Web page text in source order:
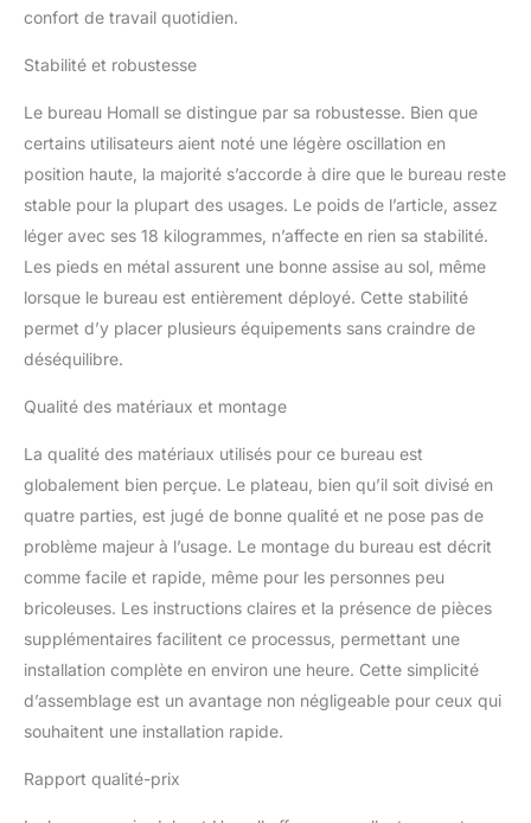
bois】. Le plateau de la
table présente un motif
en bois qui est à la fois à
la mode et esthétique. Le
plateau de table offre
suffisamment de place
pour un ordinateur, un
ordinateur portable, des
dossiers de travail, une
imprimante et d'autres
plateau de table se
parties, il n'est pas livré
en une seule pièce
complète.
【Service
client】Nous vous
enverrons le mode
d'emploi détaillé avec
tous les accessoires
pour que vous puissiez
facilement assembler la
utilisateurs un service de
retour gratuit et
confort de travail quotidien.
Stabilité et robustesse
Le bureau Homall se distingue par sa robustesse. Bien que
certains utilisateurs aient noté une légère oscillation en
position haute, la majorité s’accorde à dire que le bureau reste
stable pour la plupart des usages. Le poids de l’article, assez
léger avec ses 18 kilogrammes, n’affecte en rien sa stabilité.
Les pieds en métal assurent une bonne assise au sol, même
lorsque le bureau est entièrement déployé. Cette stabilité
permet d’y placer plusieurs équipements sans craindre de
déséquilibre.
Qualité des matériaux et montage
La qualité des matériaux utilisés pour ce bureau est
globalement bien perçue. Le plateau, bien qu’il soit divisé en
quatre parties, est jugé de bonne qualité et ne pose pas de
problème majeur à l’usage. Le montage du bureau est décrit
comme facile et rapide, même pour les personnes peu
bricoleuses. Les instructions claires et la présence de pièces
supplémentaires facilitent ce processus, permettant une
installation complète en environ une heure. Cette simplicité
d’assemblage est un avantage non négligeable pour ceux qui
souhaitent une installation rapide.
Rapport qualité-prix